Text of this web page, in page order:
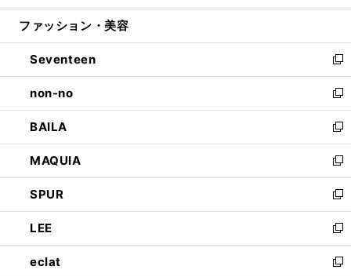
開
ウ
開
く
ン
ウ
で
開
く
ウ
ン
ド
ウ
で
開
く
ファッション・美容
Seventeen
新
し
い
ウ
ィ
ン
ド
ウ
で
開
く
non-no
新
し
い
ウ
ィ
ン
ド
ウ
で
開
く
BAILA
新
し
い
ウ
ィ
ン
ド
ウ
で
MAQUIA
新
し
い
ウ
ィ
ン
ド
SPUR
新
し
い
ウ
ィ
LEE
新
し
い
eclat
新